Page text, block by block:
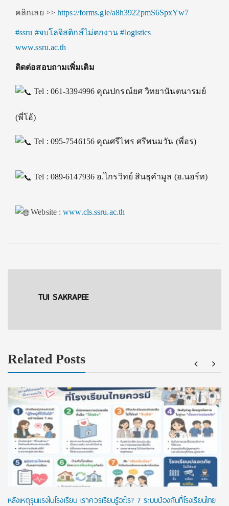
คลิกเลย >> https://forms.gle/a8h3922pmS6SpxYw7
#ssru #จบโลจิสติกส์ไม่ตกงาน #logistics
www.ssru.ac.th
ติดต่อสอบถามเพิ่มเติม
Tel : 061-3394996 คุณปกรณ์ยศ วิทยานันตนารมย์
(พี่โอ้)
Tel : 095-7546156 คุณศรีไพร ศรีพนมวัน (พี่อร)
Tel : 089-6147936 อ.ไกรวิทย์ สินธุคำมูล (อ.นอร์ท)
Website :www.cls.ssru.ac.th
TUI SAKRAPEE
Related Posts
หลังเหตุรุนแรงในโรงเรียน เราควรเรียนรู้อะไร? 7 ระบบป้องกันที่โรงเรียนไทย